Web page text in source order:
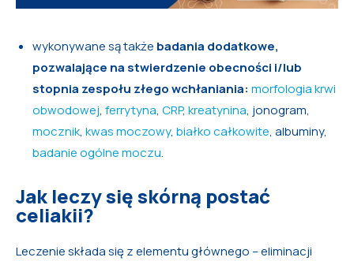
wykonywane są także badania dodatkowe,
pozwalające na stwierdzenie obecności i/lub
stopnia zespołu złego wchłaniania: morfologia krwi
obwodowej, ferrytyna, CRP, kreatynina, jonogram,
mocznik, kwas moczowy, białko całkowite, albuminy,
badanie ogólne moczu.
Jak leczy się skórną postać
celiakii?
Leczenie składa się z elementu głównego – eliminacji